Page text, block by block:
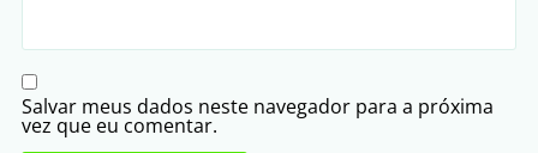
Salvar meus dados neste navegador para a próxima
vez que eu comentar.